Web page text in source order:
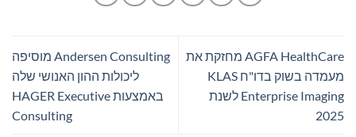
AGFA HealthCare מחזקת את
מעמדה בשוק בדו"ח KLAS
Enterprise Imaging לשנת
2025
Andersen Consulting מוסיפה
ליכולות ההון האנושי שלה
באמצעות HAGER Executive
Consulting